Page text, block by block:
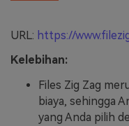
URL: https://
Kelebihan:
Files Zig Zag
biaya, sehingga
yang Anda pilih